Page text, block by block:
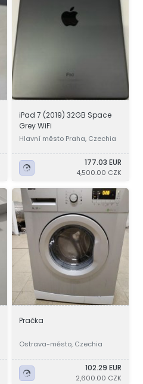
iPad 7 (2019) 32GB Space
Grey WiFi
Hlavní město Praha, Czechia
177.03 EUR
4,500.00 CZK
Pračka
Ostrava-město, Czechia
102.29 EUR
2,600.00 CZK